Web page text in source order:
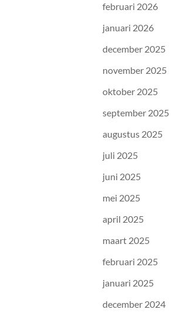
februari 2026
januari 2026
december 2025
november 2025
oktober 2025
september 2025
augustus 2025
juli 2025
juni 2025
mei 2025
april 2025
maart 2025
februari 2025
januari 2025
december 2024